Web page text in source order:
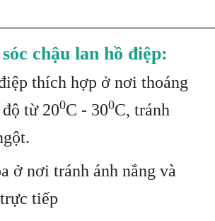
chậu lan hồ điệp:
thích hợp ở nơi thoáng
từ 200C - 300C, tránh
ở nơi tránh ánh nắng và
tiếp